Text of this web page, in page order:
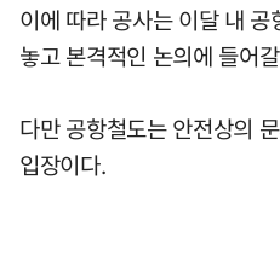
이에 따라 공사는 이달 내
놓고 본격적인 논의에 들어
다만 공항철도는 안전상의
입장이다.